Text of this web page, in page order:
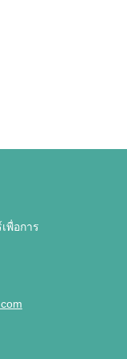
พื่อการ